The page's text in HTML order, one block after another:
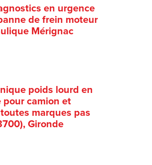
en urgence
de frein moteur
Mérignac
poids lourd en
camion et
marques pas
Gironde